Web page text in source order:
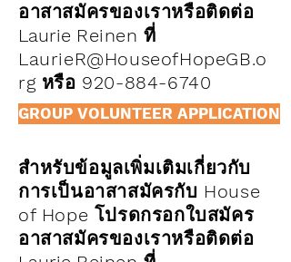
อาสาสมัครของเราหรือติดต่อ
Laurie Reinen ที่
LaurieR@HouseofHopeGB.o
rg หรือ 920-884-6740
GROUP VOLUNTEER APPLICATION
สำหรับข้อมูลเพิ่มเติมเกี่ยวกับ
การเป็นอาสาสมัครกับ House
of Hope โปรดกรอกใบสมัคร
อาสาสมัครของเราหรือติดต่อ